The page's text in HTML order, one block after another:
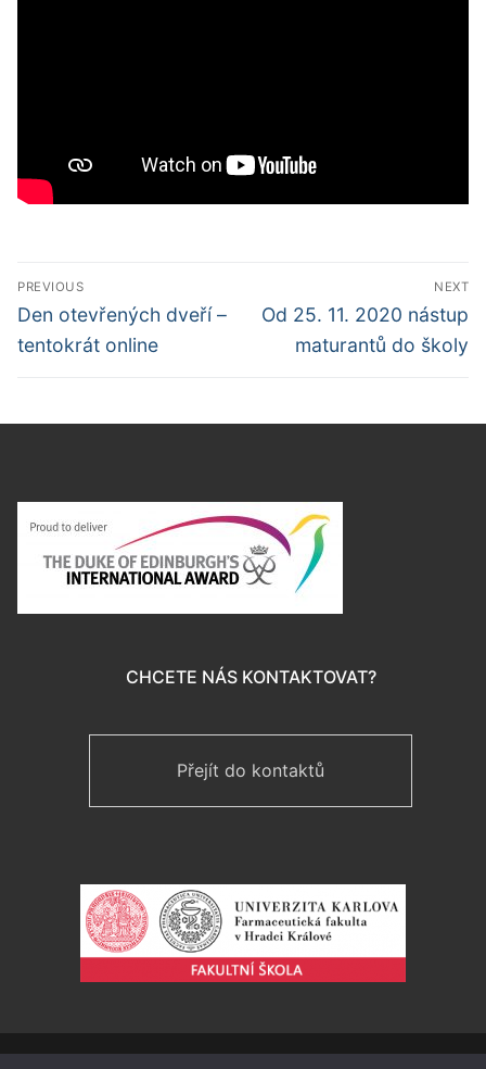
Navigace
pro
příspěvek
PREVIOUS
Předchozí
příspěvek
Den otevřených dveří –
tentokrát online
NEXT
Další
příspěvek
Od 25. 11. 2020 nástup
maturantů do školy
CHCETE NÁS KONTAKTOVAT?
Přejít do kontaktů